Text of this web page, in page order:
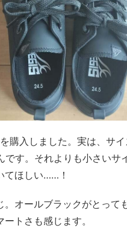
購入しました。実は、サ
す。それよりも小さいサ
てほしい……！
。オールブラックがとって
トさも感じます。